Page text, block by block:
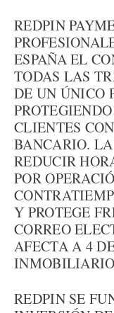
REDPIN
ESPAÑA EL
TODAS LAS
DE UN ÚNICO
CLIENTES
BANCARIO.
REDUCIR
POR
Y PROTEGE
CORREO
AFECTA A 4
REDPIN SE